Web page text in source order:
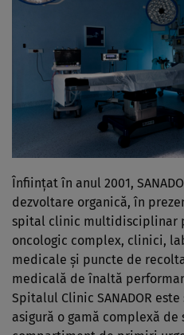
Înființat în anul 2001,
dezvoltare organică, în
spital clinic multidisciplinar
oncologic complex, clinici,
medicale și puncte de
medicală de înaltă
Spitalul Clinic SANADOR
asigură o gamă complexă